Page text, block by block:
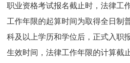
职业资格考试报名截止时，法律工
工作年限的起算时间为取得全日制
科及以上学历和学位后，正式入职
生效时间，法律工作年限的计算截